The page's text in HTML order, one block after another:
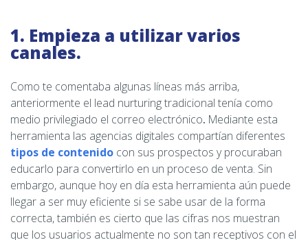
1. Empieza a utilizar varios
canales.
Como te comentaba algunas líneas más arriba,
anteriormente el lead nurturing tradicional tenía como
medio privilegiado el correo electrónico. Mediante esta
herramienta las agencias digitales compartían diferentes
tipos de contenido con sus prospectos y procuraban
educarlo para convertirlo en un proceso de venta. Sin
embargo, aunque hoy en día esta herramienta aún puede
llegar a ser muy eficiente si se sabe usar de la forma
correcta, también es cierto que las cifras nos muestran
que los usuarios actualmente no son tan receptivos con el